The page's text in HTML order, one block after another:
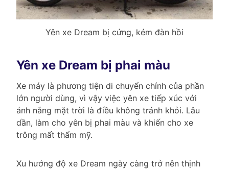
Yên xe Dream bị cứng, kém đàn hồi
Yên xe Dream bị phai màu
Xe máy là phương tiện di chuyển chính của phần
lớn người dùng, vì vậy việc yên xe tiếp xúc với
ánh nắng mặt trời là điều không tránh khỏi. Lâu
dần, làm cho yên bị phai màu và khiến cho xe
trông mất thẩm mỹ.
Xu hướng độ xe Dream ngày càng trở nên thịnh